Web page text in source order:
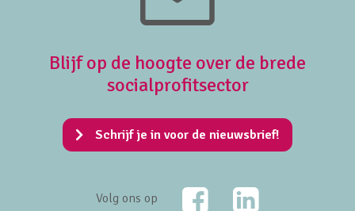
Blijf op de hoogte over de brede
socialprofitsector
Schrijf je in voor de nieuwsbrief!
Volg ons op
FacebookLinkedIn